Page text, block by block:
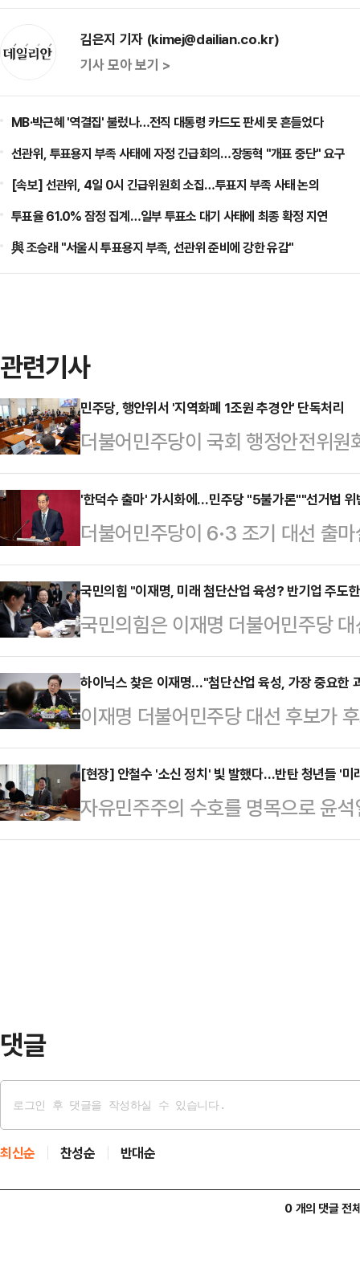
김은지 기자 (kimej@dailian.co.kr)
기사 모아 보기 >
MB·박근혜 '역결집' 불렀나…전직 대통령 카드도 판세 못 흔들었다
선관위, 투표용지 부족 사태에 자정 긴급회의…장동혁 "개표 중단" 요구
[속보] 선관위, 4일 0시 긴급위원회 소집…투표지 부족 사태 논의
투표율 61.0% 잠정 집계…일부 투표소 대기 사태에 최종 확정 지연
與 조승래 "서울시 투표용지 부족, 선관위 준비에 강한 유감"
관련기사
민주당, 행안위서 '지역화폐 1조원 추경안' 단독처리
더불어민주당이 국회 행정안전위
조원을 신규 반영한 추가경정예산
주당의 일방적 추경안 처리에 반발
28일 오후 열린 전체회의에서 이
도로 상정해 가결했다.지역사랑상
점 사업으로, 민주당은 지역 경제
한다고 주장했다. 반면 정부와 국민
편성에 부정적인 입장을 보…
'한덕수 출마' 가시화에…민주당 "5불가론""선거법 위
더불어민주당이 6·3 조기 대선 출
대행 국무총리를 향해 공직자 신분
파상공세를 가하고 있다. 최근 범보
주당 후보와 비등하다는 여론조사
텐트' 시나리오가 현실화될 가능성
따르면 민주당은 한 대행이 주변인
가능성을 시사한 한 언론의 보도를
다. 조승…
국민의힘 "이재명, 미래 첨단산업 육성? 반기업 주도
국민의힘은 이재명 더불어민주당
첨단산업 육성이 가장 중요" 등의
'반도체 육성'을 외치면서, 현실에서
온 것이 누구냐"고 꼬집었다.신동
해 "말 따로 행동 따로인 이재명식 '
수 없다"면서 이같이 밝혔다.신 수
시간제 강행 등 반기업 정책은 모두
냐"며…
하이닉스 찾은 이재명…"첨단산업 육성, 가장 중요한
이재명 더불어민주당 대선 후보가
첫 경제 행보로 SK하이닉스를 찾
을 강조했다.이재명 후보는 28일
메모리 반도체 간담회'에서 "국가
될 수밖에 없다"며 "국민의 민생을
[현장] 안철수 '소신 정치' 빛 발했다…반탄 청년들 '미
자유민주주의 수호를 명목으로 윤
학교 학생 200명이 '찬탄(탄핵 찬
댓글
최신순 찬성순 반대순
0 개의 댓글 전